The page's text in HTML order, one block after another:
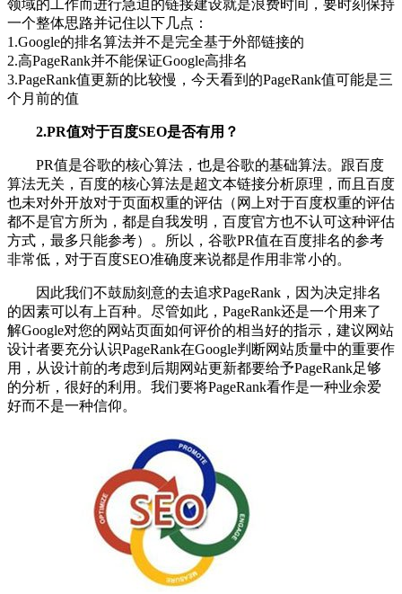
领域的工作而进行急迫的链接建设就是浪费时间，要时刻保持
一个整体思路并记住以下几点：
1.Google的排名算法并不是完全基于外部链接的
2.高PageRank并不能保证Google高排名
3.PageRank值更新的比较慢，今天看到的PageRank值可能是三
个月前的值
2.PR值对于百度SEO是否有用？
PR值是谷歌的核心算法，也是谷歌的基础算法。跟百度
算法无关，百度的核心算法是超文本链接分析原理，而且百度
也未对外开放对于页面权重的评估（网上对于百度权重的评估
都不是官方所为，都是自我发明，百度官方也不认可这种评估
方式，最多只能参考）。所以，谷歌PR值在百度排名的参考
非常低，对于百度SEO准确度来说都是作用非常小的。
因此我们不鼓励刻意的去追求PageRank，因为决定排名
的因素可以有上百种。尽管如此，PageRank还是一个用来了
解Google对您的网站页面如何评价的相当好的指示，建议网站
设计者要充分认识PageRank在Google判断网站质量中的重要作
用，从设计前的考虑到后期网站更新都要给予PageRank足够
的分析，很好的利用。我们要将PageRank看作是一种业余爱
好而不是一种信仰。